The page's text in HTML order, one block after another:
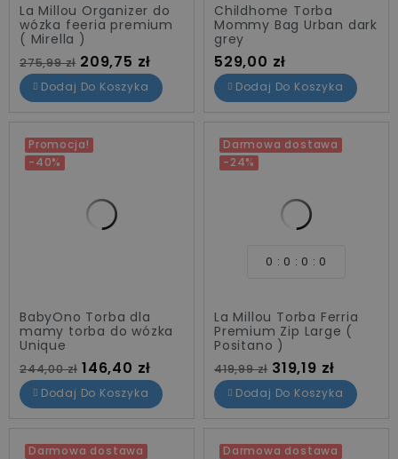
La Millou Organizer do
wózka feeria premium
( Mirella )
Cena standardowa
275,99 zł Cena
209,75 zł
Dodaj Do Koszyka
Childhome Torba
Mommy Bag Urban dark
grey
Cena
529,00 zł
Dodaj Do Koszyka
Promocja!
-40%
BabyOno Torba dla
mamy torba do wózka
Unique
Cena standardowa
244,00 zł Cena
146,40 zł
Dodaj Do Koszyka
Darmowa dostawa
-24%
0 0 0 0
La Millou Torba Ferria
Premium Zip Large (
Positano )
Cena standardowa
419,99 zł Cena
319,19 zł
Dodaj Do Koszyka
Darmowa dostawa
Darmowa dostawa